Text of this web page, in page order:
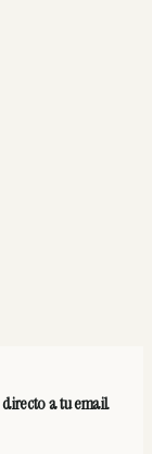
directo a tu email.